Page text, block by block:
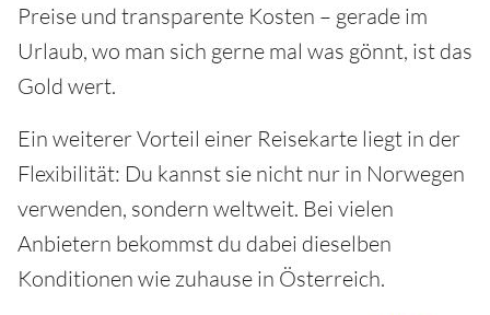
Preise und transparente Kosten – gerade im
Urlaub, wo man sich gerne mal was gönnt, ist das
Gold wert.
Ein weiterer Vorteil einer Reisekarte liegt in der
Flexibilität: Du kannst sie nicht nur in Norwegen
verwenden, sondern weltweit. Bei vielen
Anbietern bekommst du dabei dieselben
Konditionen wie zuhause in Österreich.